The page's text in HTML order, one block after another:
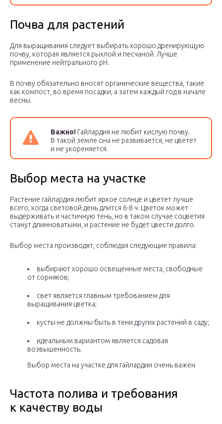
Почва для растений
Для выращивания следует выбирать хорошо дренирующую
почву, которая является рыхлой и песчаной. Лучше
применение нейтрального рН.
В почву обязательно вносят органические вещества, такие
как компост, во время посадки, а затем каждый год в начале
весны.
Важно! Гайлардия не любит кислую почву.
В такой земле она не развивается, не цветет
и не укореняется.
Выбор места на участке
Растение гайлардия любит яркое солнце и цветет лучше
всего, когда световой день длится 6-8 ч. Цветок может
выдерживать и частичную тень, но в таком случае соцветия
станут длинноватыми, и растение не будет цвести долго.
Выбор места производят, соблюдая следующие правила:
выбирают хорошо освещенные места, свободные
от сорняков;
свет является главным требованием для
выращивания цветка;
кусты не должны быть в тени других растений в саду;
идеальным вариантом является садовая
возвышенность.
Выбор места на участке для гайлардии очень важен
Частота полива и требования
к качеству воды